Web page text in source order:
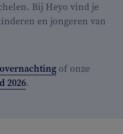
Bij Heyo vind je
en jongeren van
of onze
2026.